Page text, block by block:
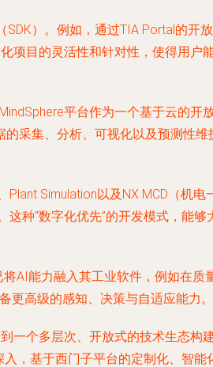
）。例如，通过TIA Portal的开
目的灵活性和针对性，使得用户
平台作为一个基于云的开
采集、分析、可视化以及预测性
Simulation以及NX MCD（机
种“数字化优先”的开发模式，能
AI能力融入其工业软件，例如在
高级的感知、决策与自适应能力。
个多层次、开放式的技术生态构
，基于西门子平台的定制化、智